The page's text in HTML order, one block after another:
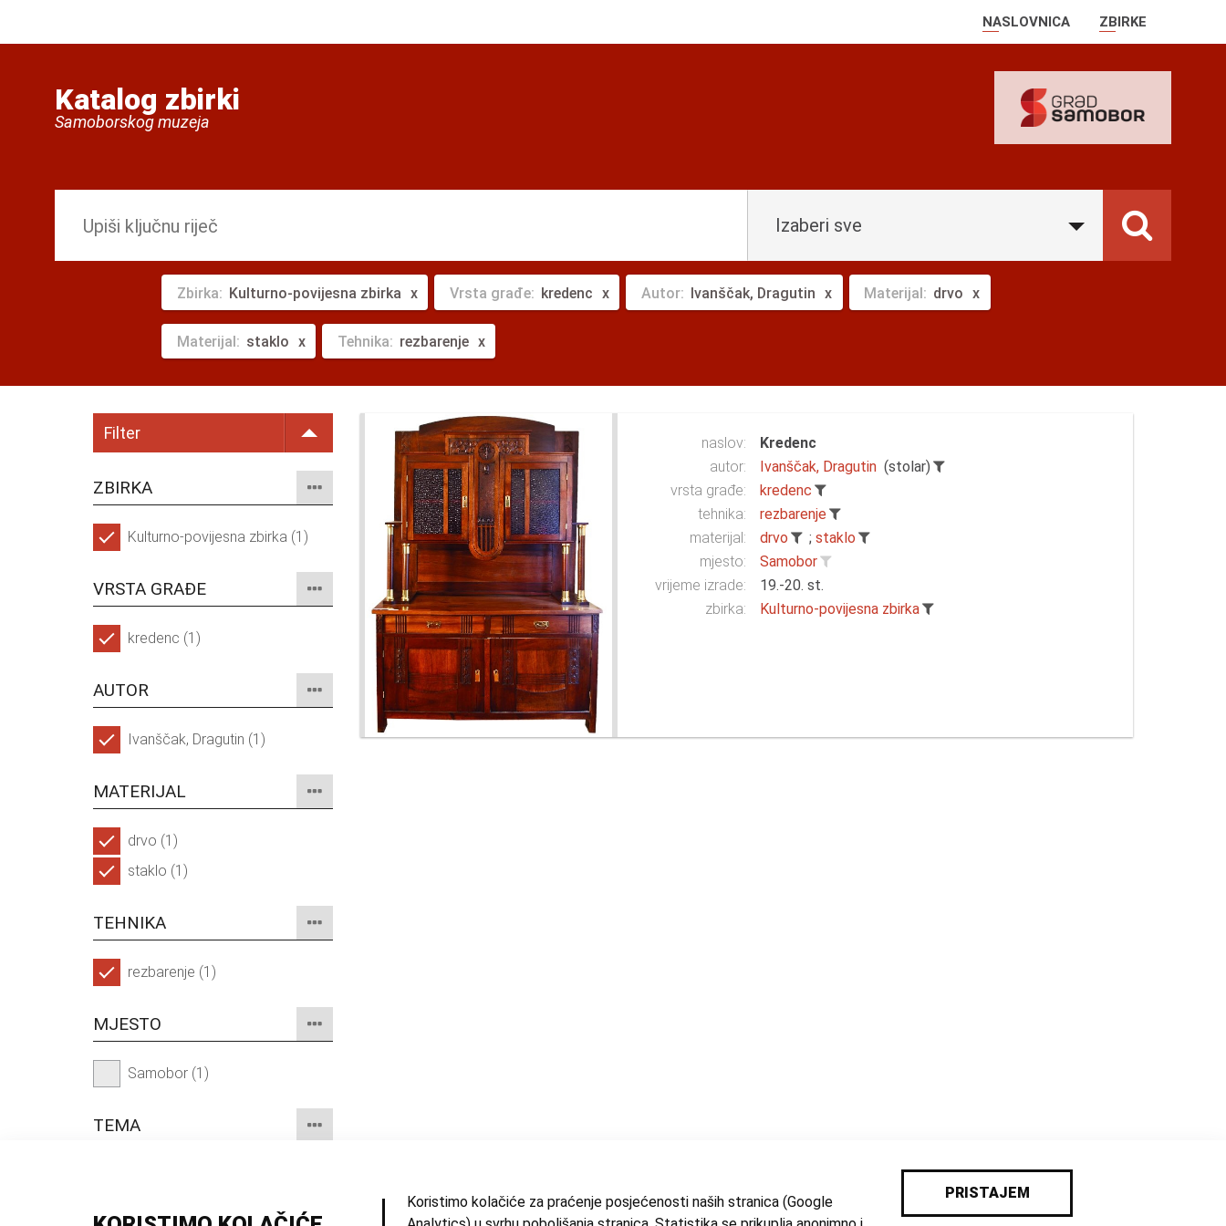
NASLOVNICA ZBIRKE
Katalog zbirki
Samoborskog muzeja
Izaberi sve
Zbirka: Kulturno-povijesna zbirka Vrsta građe: kredenc Autor: Ivanščak, Dragutin Materijal: drvo
Materijal: staklo Tehnika: rezbarenje
Filter
ZBIRKA
Kulturno-povijesna zbirka (1)
VRSTA GRAĐE
kredenc (1)
AUTOR
Ivanščak, Dragutin (1)
MATERIJAL
drvo (1)
staklo (1)
TEHNIKA
rezbarenje (1)
MJESTO
Samobor (1)
TEMA
naslov:
Kredenc
autor:
Ivanščak, Dragutin (stolar)
vrsta građe:
kredenc
tehnika:
rezbarenje
materijal:
drvo ; staklo
mjesto:
Samobor
vrijeme izrade:
19.-20. st.
zbirka:
Kulturno-povijesna zbirka
Koristimo kolačiće za praćenje posjećenosti naših stranica (Google
PRISTAJEM